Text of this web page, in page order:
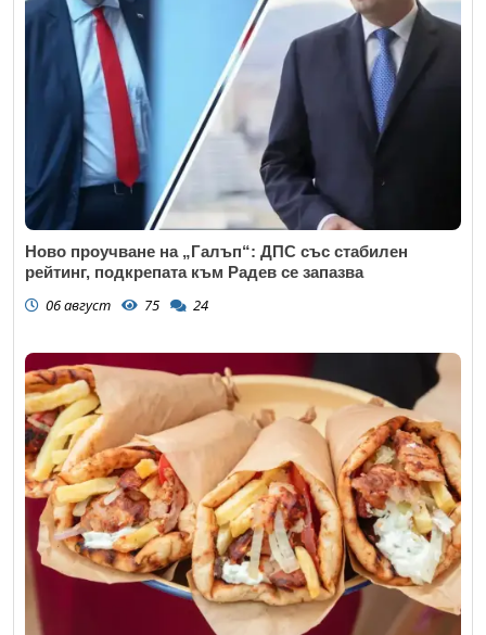
Коментар*
Ново проучване на „Галъп“: ДПС със стабилен
рейтинг, подкрепата към Радев се запазва
06 август 75 24